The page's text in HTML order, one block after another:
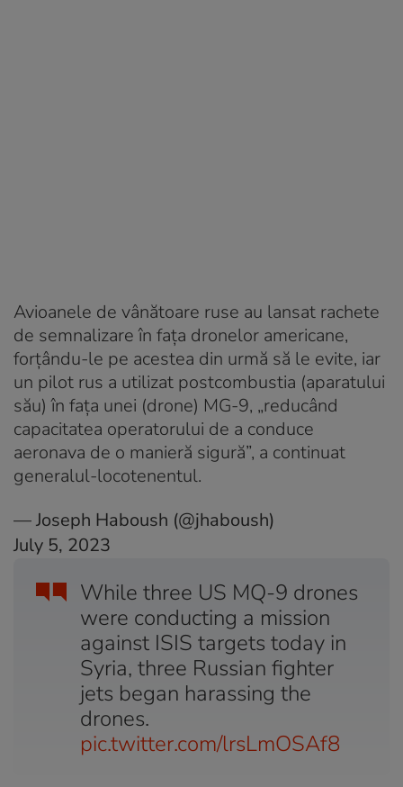
Avioanele de vânătoare ruse au lansat rachete
de semnalizare în faţa dronelor americane,
forţându-le pe acestea din urmă să le evite, iar
un pilot rus a utilizat postcombustia (aparatului
său) în faţa unei (drone) MG-9, „reducând
capacitatea operatorului de a conduce
aeronava de o manieră sigură”, a continuat
generalul-locotenentul.
While three US MQ-9 drones
were conducting a mission
against ISIS targets today in
Syria, three Russian fighter
jets began harassing the
drones.
pic.twitter.com/lrsLmOSAf8
— Joseph Haboush (@jhaboush)
July 5, 2023